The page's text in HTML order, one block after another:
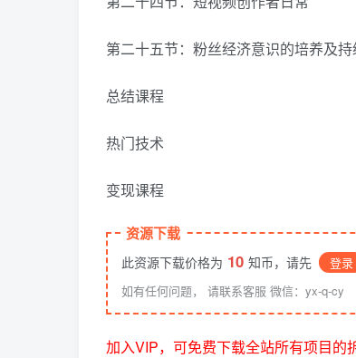
第二十五节：粉丝经济意识的培养及
总结课程
热门技术
变现课程
资源下载
此资源下载价格为 10 知币，请先
登录
如有任何问题， 请联系客服 微信：yx-q-cy
加入VIP，可免费下载全站所有项目的